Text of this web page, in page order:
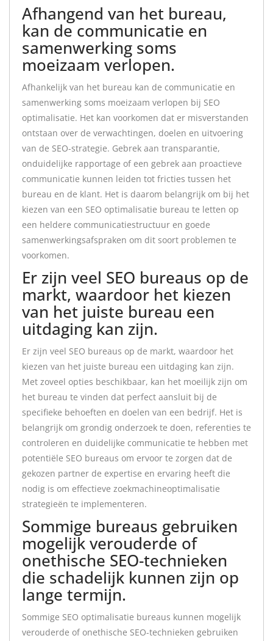
Afhangend van het bureau,
kan de communicatie en
samenwerking soms
moeizaam verlopen.
Afhankelijk van het bureau kan de communicatie en
samenwerking soms moeizaam verlopen bij SEO
optimalisatie. Het kan voorkomen dat er misverstanden
ontstaan over de verwachtingen, doelen en uitvoering
van de SEO-strategie. Gebrek aan transparantie,
onduidelijke rapportage of een gebrek aan proactieve
communicatie kunnen leiden tot fricties tussen het
bureau en de klant. Het is daarom belangrijk om bij het
kiezen van een SEO optimalisatie bureau te letten op
een heldere communicatiestructuur en goede
samenwerkingsafspraken om dit soort problemen te
voorkomen.
Er zijn veel SEO bureaus op de
markt, waardoor het kiezen
van het juiste bureau een
uitdaging kan zijn.
Er zijn veel SEO bureaus op de markt, waardoor het
kiezen van het juiste bureau een uitdaging kan zijn.
Met zoveel opties beschikbaar, kan het moeilijk zijn om
het bureau te vinden dat perfect aansluit bij de
specifieke behoeften en doelen van een bedrijf. Het is
belangrijk om grondig onderzoek te doen, referenties te
controleren en duidelijke communicatie te hebben met
potentiële SEO bureaus om ervoor te zorgen dat de
gekozen partner de expertise en ervaring heeft die
nodig is om effectieve zoekmachineoptimalisatie
strategieën te implementeren.
Sommige bureaus gebruiken
mogelijk verouderde of
onethische SEO-technieken
die schadelijk kunnen zijn op
lange termijn.
Sommige SEO optimalisatie bureaus kunnen mogelijk
verouderde of onethische SEO-technieken gebruiken